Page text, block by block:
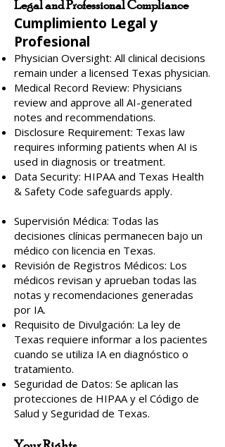
Legal and Professional Compliance
Cumplimiento Legal y
Profesional
Physician Oversight: All clinical decisions
remain under a licensed Texas physician.
Medical Record Review: Physicians
review and approve all AI-generated
notes and recommendations.
Disclosure Requirement: Texas law
requires informing patients when AI is
used in diagnosis or treatment.
Data Security: HIPAA and Texas Health
& Safety Code safeguards apply.
Supervisión Médica: Todas las
decisiones clínicas permanecen bajo un
médico con licencia en Texas.
Revisión de Registros Médicos: Los
médicos revisan y aprueban todas las
notas y recomendaciones generadas
por IA.
Requisito de Divulgación: La ley de
Texas requiere informar a los pacientes
cuando se utiliza IA en diagnóstico o
tratamiento.
Seguridad de Datos: Se aplican las
protecciones de HIPAA y el Código de
Salud y Seguridad de Texas.